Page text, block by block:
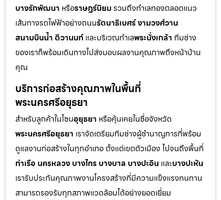
บางรักพัฒนา หรือราษฎร์นิยมรวมถึงทำเลทองตลอดแนว
เส้นทางรถไฟฟ้าอย่างถนนรัตนาธิเบศร์ งามวงศ์วาน
สนามบินน้ำ ติวานนท์ และบริเวณทำเลพระนั่งเกล้า ทีมช่าง
ของเราก็พร้อมเดินทางไปส่งมอบผลงานคุณภาพถึงหน้าบ้าน
คุณ
บริการก่อสร้างคุณภาพในพื้นที่
พระนครศรีอยุธยา
สำหรับลูกค้าในโซนอุยุธยา หรือคุ้นเคยในชื่อจังหวัด
พระนครศรีอยุธยา เราจัดเตรียมทีมช่างผู้ชำนาญการที่พร้อม
ดูแลงานก่อสร้างในทุกอำเภอ ตั้งแต่เขตตัวเมือง ไปจนถึงพื้นที่
ท่าเรือ นครหลวง บางไทร บางบาล บางปะอิน และบางปะหัน
เรารับประกันคุณภาพงานโครงสร้างที่มีความแข็งแรงทนทาน
สามารถรองรับทุกสภาพแวดล้อมได้อย่างยอดเยี่ยม